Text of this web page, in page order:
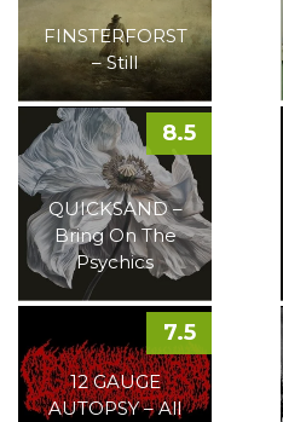
FINSTERFORST
– Still
QUICKSAND –
Bring On The
Psychics
8.5
12 GAUGE
AUTOPSY – All
7.5